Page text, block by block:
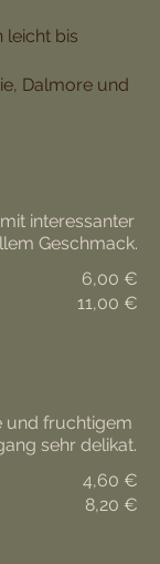
leicht bis
Dalmore und
interessanter
Geschmack.
6,00 €
11,00 €
und fruchtigem
sehr delikat.
4,60 €
8,20 €